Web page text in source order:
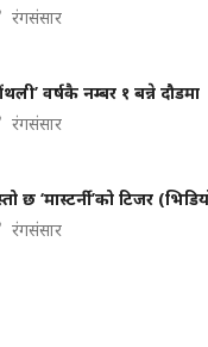
रंगसंसार
वर्षकै नम्बर १ बन्ने दौडमा
रंगसंसार
छ ‘मास्टर्नी’को टिजर
रंगसंसार